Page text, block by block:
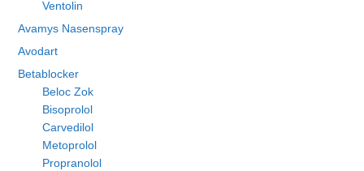
Ventolin
Avamys Nasenspray
Avodart
Betablocker
Beloc Zok
Bisoprolol
Carvedilol
Metoprolol
Propranolol